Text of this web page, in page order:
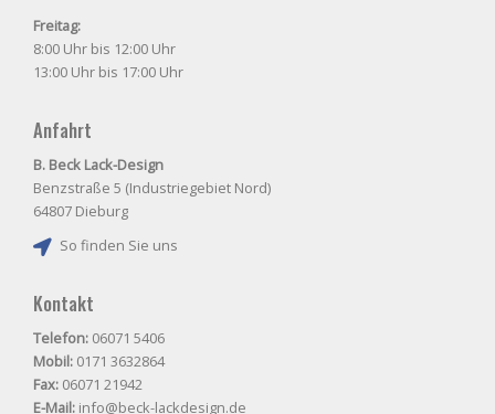
Freitag:
8:00 Uhr bis 12:00 Uhr
13:00 Uhr bis 17:00 Uhr
Anfahrt
B. Beck Lack-Design
Benzstraße 5 (Industriegebiet Nord)
64807 Dieburg
So finden Sie uns
Kontakt
Telefon: 06071 5406
Mobil: 0171 3632864
Fax: 06071 21942
E-Mail: info@beck-lackdesign.de